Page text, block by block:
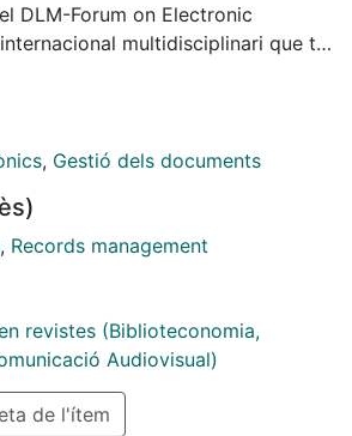
DLM-Forum on Electronic
multidisciplinari que té
de la gestió dels documents
ha estat marcada per una
de la indústria de les
resultats d'iniciatives del DLM-
informe descriu la gènesi i el
més remarcables.
, Gestió dels documents
, Records management
revistes (Biblioteconomia,
Audiovisual)
de l'ítem